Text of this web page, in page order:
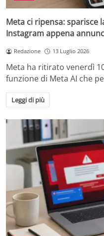
Meta ci ripensa: sparisce
Instagram appena
Redazione 13 Luglio 2026
Meta ha ritirato venerdì
funzione di Meta AI che
Leggi di più